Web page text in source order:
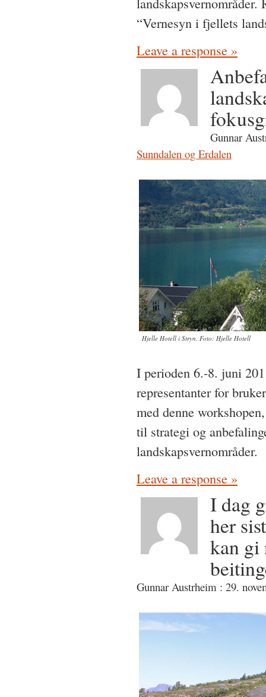
“Vernesyn i fjellets
Leave a response »
Gunnar
Sunndalen og Erdalen
Hjelle Hotell i Stryn. Foto: Hjelle Hotell
I perioden 6.-8. juni
representanter for
med denne
til strategi og
landskapsvernområder.
Leave a response »
I dag
her
kan gi
Gunnar Austrheim : 29.